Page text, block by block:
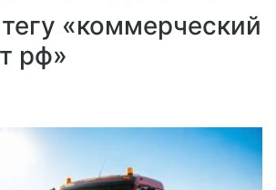
«коммерческий
рф»